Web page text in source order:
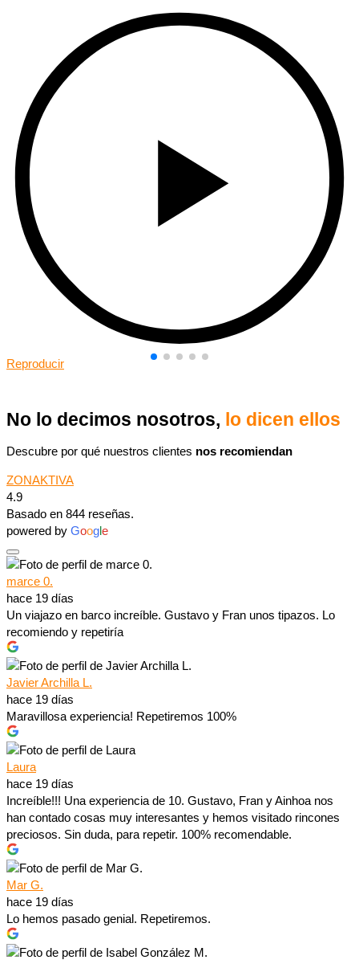
Reproducir
No lo decimos nosotros, lo dicen ellos
Descubre por qué nuestros clientes nos recomiendan
ZONAKTIVA
4.9
Basado en 844 reseñas.
powered by Google
marce 0.
hace 19 días
Un viajazo en barco increíble. Gustavo y Fran unos tipazos. Lo
recomiendo y repetiría
Javier Archilla L.
hace 19 días
Maravillosa experiencia! Repetiremos 100%
Laura
hace 19 días
Increíble!!! Una experiencia de 10. Gustavo, Fran y Ainhoa nos
han contado cosas muy interesantes y hemos visitado rincones
preciosos. Sin duda, para repetir. 100% recomendable.
Mar G.
hace 19 días
Lo hemos pasado genial. Repetiremos.